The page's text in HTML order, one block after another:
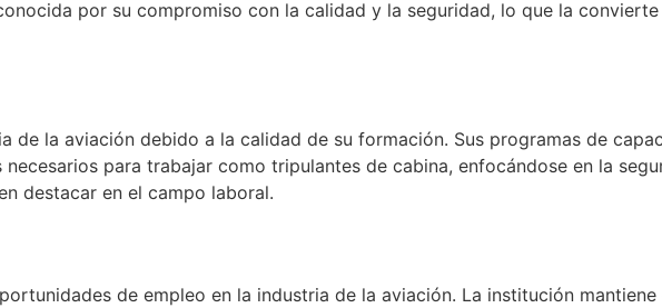
por su compromiso con la calidad y la seguridad, lo que la
de la aviación debido a la calidad de su formación. Sus programas de
para trabajar como tripulantes de cabina, enfocándose en la
destacar en el campo laboral.
de empleo en la industria de la aviación. La institución